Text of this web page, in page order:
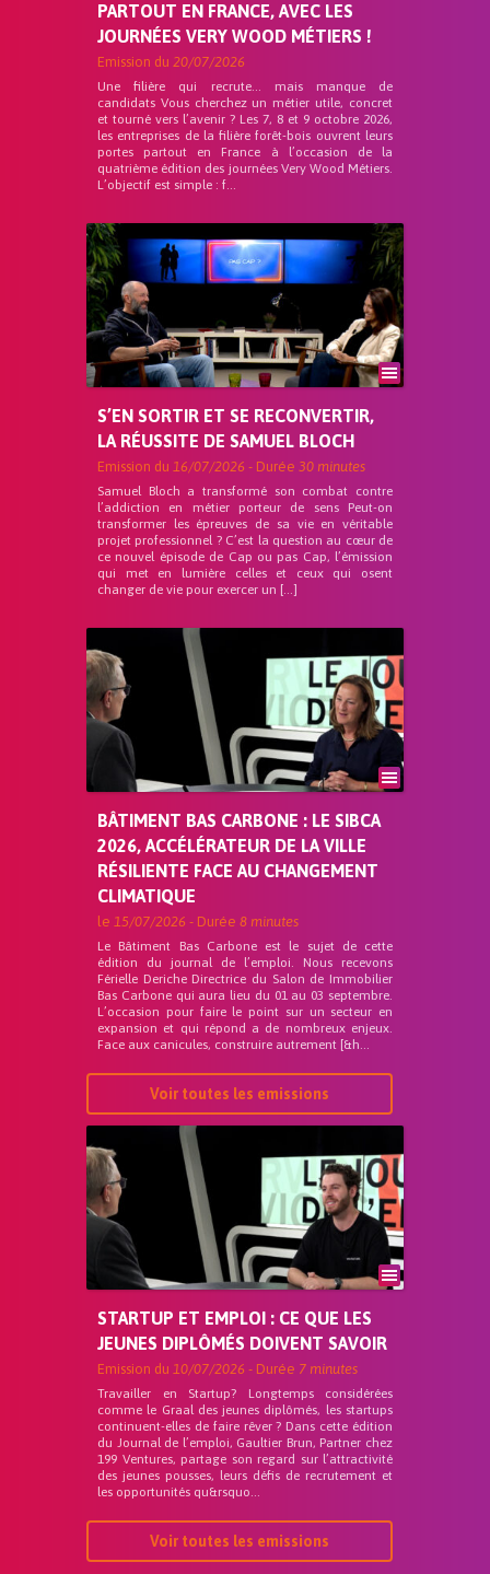
PARTOUT EN FRANCE, AVEC LES
JOURNÉES VERY WOOD MÉTIERS !
Emission du 20/07/2026
Une filière qui recrute… mais manque de
candidats Vous cherchez un métier utile, concret
et tourné vers l’avenir ? Les 7, 8 et 9 octobre 2026,
les entreprises de la filière forêt-bois ouvrent leurs
portes partout en France à l’occasion de la
quatrième édition des journées Very Wood Métiers.
L’objectif est simple : f...
S’EN SORTIR ET SE RECONVERTIR,
LA RÉUSSITE DE SAMUEL BLOCH
Emission du 16/07/2026 - Durée 30 minutes
Samuel Bloch a transformé son combat contre
l’addiction en métier porteur de sens Peut-on
transformer les épreuves de sa vie en véritable
projet professionnel ? C’est la question au cœur de
ce nouvel épisode de Cap ou pas Cap, l’émission
qui met en lumière celles et ceux qui osent
changer de vie pour exercer un […]
BÂTIMENT BAS CARBONE : LE SIBCA
2026, ACCÉLÉRATEUR DE LA VILLE
RÉSILIENTE FACE AU CHANGEMENT
CLIMATIQUE
le 15/07/2026 - Durée 8 minutes
Le Bâtiment Bas Carbone est le sujet de cette
édition du journal de l’emploi. Nous recevons
Férielle Deriche Directrice du Salon de Immobilier
Bas Carbone qui aura lieu du 01 au 03 septembre.
L’occasion pour faire le point sur un secteur en
expansion et qui répond a de nombreux enjeux.
Face aux canicules, construire autrement [&h...
Voir toutes les emissions
STARTUP ET EMPLOI : CE QUE LES
JEUNES DIPLÔMÉS DOIVENT SAVOIR
Emission du 10/07/2026 - Durée 7 minutes
Travailler en Startup? Longtemps considérées
comme le Graal des jeunes diplômés, les startups
continuent-elles de faire rêver ? Dans cette édition
du Journal de l’emploi, Gaultier Brun, Partner chez
199 Ventures, partage son regard sur l’attractivité
des jeunes pousses, leurs défis de recrutement et
les opportunités qu&rsquo...
Voir toutes les emissions